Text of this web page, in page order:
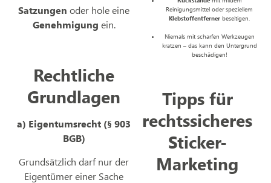
Satzungen oder hole eine
Genehmigung ein.
Rechtliche
Grundlagen
a) Eigentumsrecht (§ 903
BGB)
Grundsätzlich darf nur der
Eigentümer einer Sache
Reinigungsmittel oder speziellem
Klebstoffentferner beseitigen.
Niemals mit scharfen Werkzeugen
kratzen – das kann den Untergrund
beschädigen!
Tipps für
rechtssicheres
Sticker-
Marketing